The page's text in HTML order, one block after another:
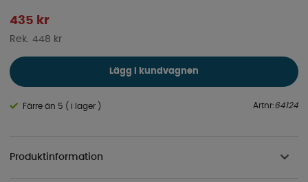
435 kr
448 kr
Lägg i kundvagnen
Färre än 5 ( i lager ) Artnr:64124
Produktinformation